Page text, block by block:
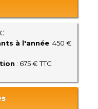
à l'année: 450 €
: 675 € TTC